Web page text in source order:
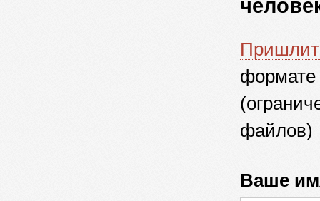
формате
файлов)
Ваше